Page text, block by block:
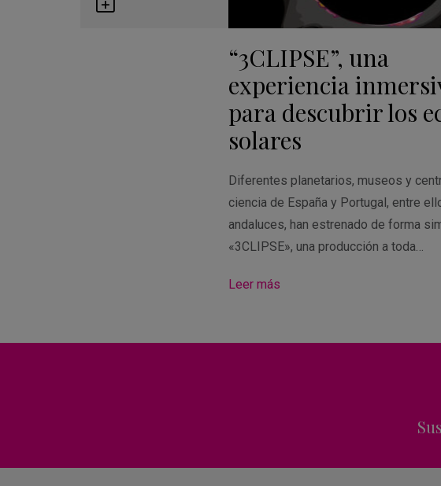
“3CLIPSE”, una
experiencia
para descubrir los
solares
Diferentes planetarios, museos y
ciencia de España y Portugal, entre
andaluces, han estrenado de forma
«3CLIPSE», una producción a toda…
Leer más